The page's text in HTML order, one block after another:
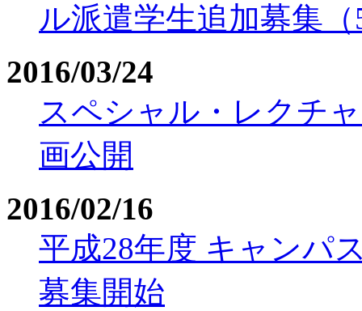
ル派遣学生追加募集
2016/03/24
スペシャル・レクチャ
画公開
2016/02/16
平成28年度 キャンパ
募集開始